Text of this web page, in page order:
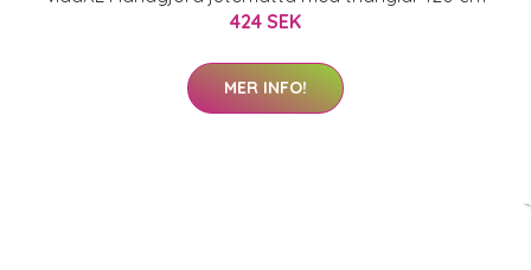
424 SEK
MER INFO!